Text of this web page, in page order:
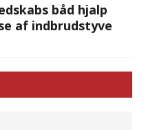
båd hjalp
af indbrudstyve